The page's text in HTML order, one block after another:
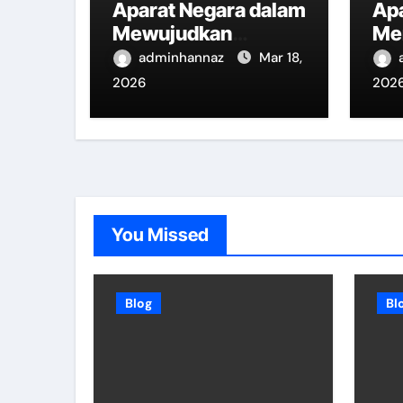
Aparat Negara dalam
Mewujudkan
Kesejahteraan
Rakyat
adminhannaz
Mar 18,
2026
You Missed
Blog